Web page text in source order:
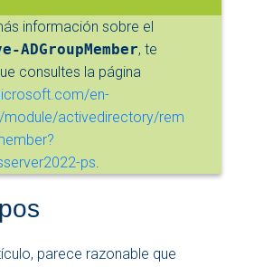
información sobre el
ADGroupMember, te
consultes la página
en-
module/activedirectory/rem
ps.
parece razonable que